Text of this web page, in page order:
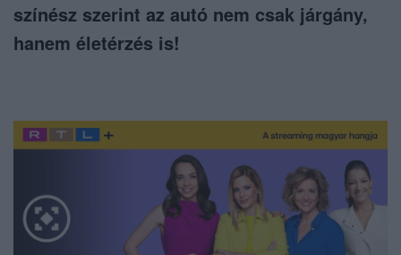
színész szerint az autó nem csak járgány,
hanem életérzés is!